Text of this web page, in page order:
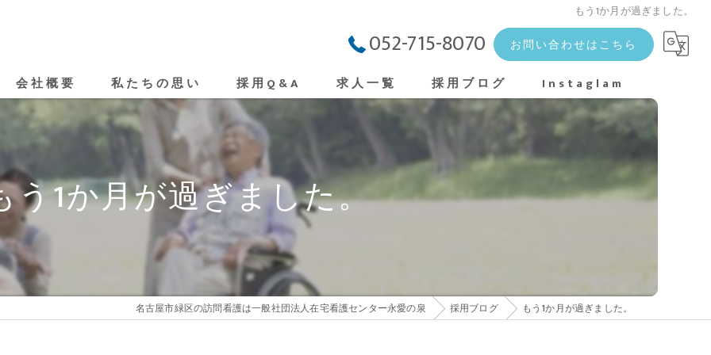
もう1か月が過ぎました。
052-715-8070 お問い合わせはこちら
会社概要 私たちの思い 採用Q&A 求人一覧 採用ブログ Instaglam
う1か月が過ぎました。
名古屋市緑区の訪問看護は一般社団法人在宅看護センター永愛の泉 採用ブログ もう1か月が過ぎました。